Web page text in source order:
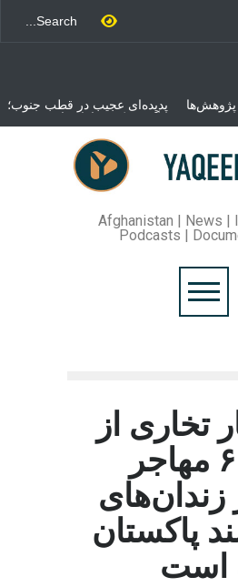
پدیده‌ای عجیب در قطب جنوب؛
پنگوئنی که هزاران بار در روز
می‌خوابد
پژوهش‌ها
محمدباقر قالیباف، رئیس
مجلس ایران، با انتقاد تند از
سیاست‌های دونالد ترمپ اعلام
کرد که واشنگتن تلاش دارد با
روند گفتگوها را از مسیر
مذاکره به سمت تسلیم سوق
دهد.
Afghanistan | News |
Podcasts |
تخاری از
رهایی ۶۰ مهاجر
زندان‌های
پاکستان
است